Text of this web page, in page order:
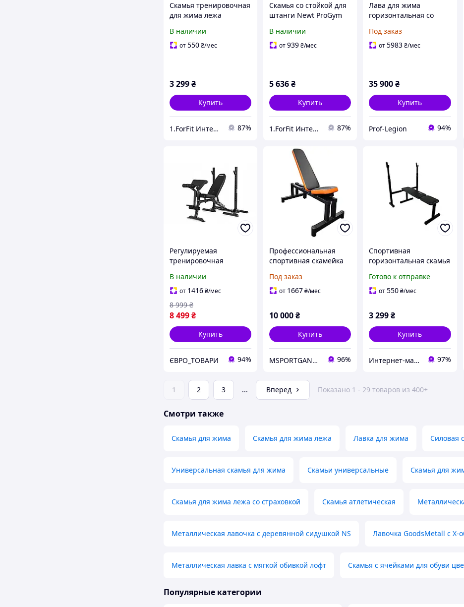
Скамья тренировочная
для жима лежа
со стойкой для дома и
спортзала с нагрузкой
В наличии
от550₴/мес
3 299₴
Купить
1.ForFit Интернет-магазин спортивных товаров 87%
Скамья со стойкой для
штанги Newt ProGym
наклона 0-90 град.
стойки до 115см
В наличии
от939₴/мес
5 636₴
Купить
1.ForFit Интернет-магазин спортивных товаров 87%
Лава для жима
горизонтальная со
профессиональная DHZ
U2043 Скамейка
Под заказ
от5983₴/мес
35 900₴
Купить
Prof-Legion 94%
Регулируемая
тренировочная
Zipro Superset
В наличии
от 1416₴/мес
8 499₴
8 999 ₴
Купить
ЄВРО_ТОВАРИ 94%
Профессиональная
спортивная скамейка
приседаний со
штангой без стоек
Под заказ
от 1667₴/мес
10 000₴
Купить
MSPORTGANTELI - інтернет магазин спортивних товарів 96%
Спортивная
горизонтальная скамья
стойками для штанги
WCG-002
Готово к отправке
от550₴/мес
3 299₴
Купить
Интернет-магазин "Астрокомфорт" 97%
1 2 3 ... Вперед Показано 1 - 29 товаров из 400+
Смотри также
Скамья для жима Скамья для жима лежа Лавка для жима Силовая
Универсальная скамья для жима Скамьи универсальные Скамья для
Скамья для жима лежа со страховкой Скамья атлетическая
Металлическая лавочка с деревянной сидушкой NS Лавочка GoodsMetall с
Металлическая лавка с мягкой обивкой лофт Скамья с ячейками для обуви
Популярные категории